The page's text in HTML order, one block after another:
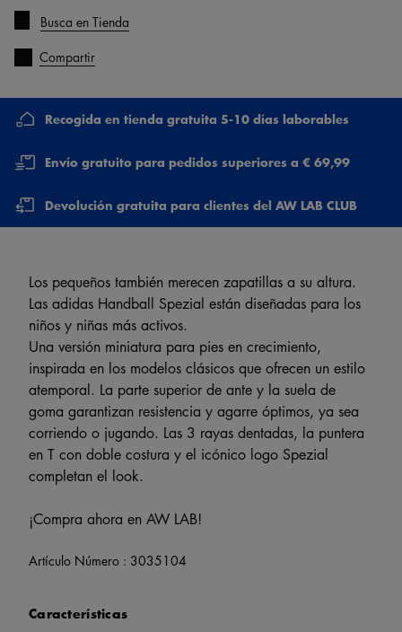
Busca en Tienda
Compartir
Recogida en tienda gratuita 5-10 días laborables
Envío gratuito para pedidos superiores a € 69,99
Devolución gratuita para clientes del AW LAB CLUB
Los pequeños también merecen zapatillas a su altura.
Las adidas Handball Spezial están diseñadas para los
niños y niñas más activos.
Una versión miniatura para pies en crecimiento,
inspirada en los modelos clásicos que ofrecen un estilo
atemporal. La parte superior de ante y la suela de
goma garantizan resistencia y agarre óptimos, ya sea
corriendo o jugando. Las 3 rayas dentadas, la puntera
en T con doble costura y el icónico logo Spezial
completan el look.
¡Compra ahora en AW LAB!
Artículo Número : 3035104
Características